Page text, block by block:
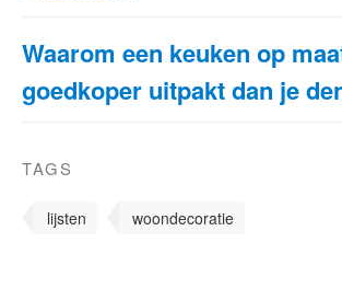
Waarom een keuken op
goedkoper uitpakt dan je
TAGS
lijsten woondecoratie